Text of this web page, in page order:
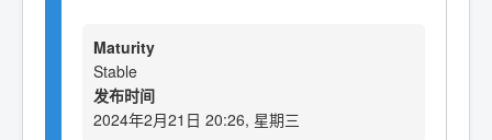
Maturity
Stable
发布时间
2024年2月21日 20:26, 星期三